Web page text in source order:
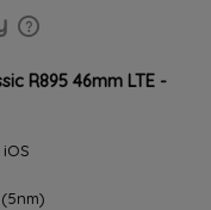
R895 46mm LTE -